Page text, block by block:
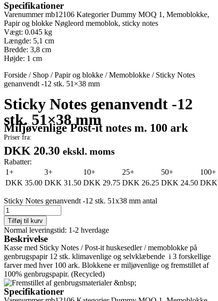
Specifikationer
Varenummermb12106 Kategorier Dummy MOQ 1 , Memoblokke,
Papir og blokke Nøgleord memoblok, sticky notes
Vægt: 0.045 kg
Længde: 5,1 cm
Bredde: 3,8 cm
Højde: 1 cm
Forside / Shop /Papir og blokke /Memoblokke / Sticky Notes
genanvendt -12 stk. 51×38 mm
Sticky Notes genanvendt -12
stk. 51×38 mm
Miljøvenlige Post-it notes m. 100 ark
Priser fra:
DKK 20.30 ekskl. moms
Rabatter:
1+
3+ 10+ 25+ 50+
100+
DKK 35.00 DKK 31.50 DKK 29.75 DKK 26.25 DKK 24.50 DKK
Sticky Notes genanvendt -12 stk. 51x38 mm antal
Tilføj til kurv
Normal leveringstid: 1-2 hverdage
Beskrivelse
Kasse med Sticky Notes / Post-it huskesedler / memoblokke på
genbrugspapir 12 stk. klimavenlige og selvklæbende i 3 forskellige
farver med hver 100 ark. Blokkene er miljøvenlige og fremstillet af
100% genbrugspapir. (Recycled)
&nbsp;
Specifikationer